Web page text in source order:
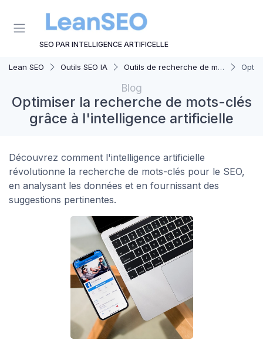
SEO PAR INTELLIGENCE ARTIFICELLE
Lean SEO Outils SEO IA Outils de recherche de mots-clés IA
Blog
Optimiser la recherche de mots-clés
grâce à l'intelligence artificielle
Découvrez comment l'intelligence artificielle
révolutionne la recherche de mots-clés pour le SEO,
en analysant les données et en fournissant des
suggestions pertinentes.